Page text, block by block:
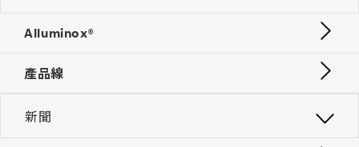
Alluminox®
產品線
新聞